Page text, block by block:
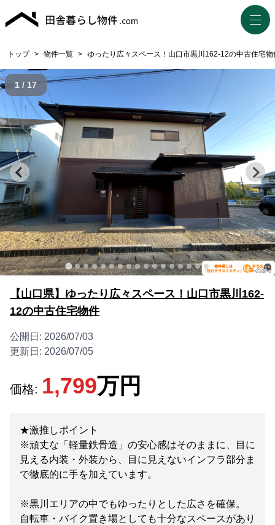
トップ > 物件一覧 > ゆったり広々スペース！山口市黒川162-12の中古住宅物
1 / 17
【山口県】ゆったり広々スペース！山口市黒川162-
12の中古住宅物件
公開日: 2026/07/03
更新日: 2026/07/05
価格: 1,799万円
★激推しポイント
※頑丈な「軽量鉄骨造」の安心感はそのままに、目に
見える内装・外装から、目に見えないインフラ部分ま
で徹底的に手を加えています。
※黒川エリアの中でもゆったりとした広さを確保。
自転車・バイク置き場としても十分なスペースがあり